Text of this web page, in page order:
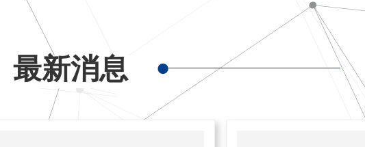
最新消息